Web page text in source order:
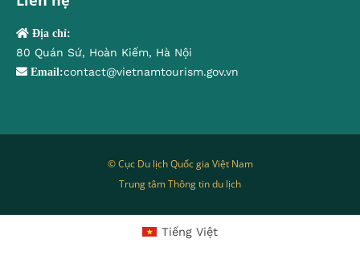
Địa chỉ:
80 Quán Sứ, Hoàn Kiếm, Hà Nội
Email:contact@vietnamtourism.gov.vn
© Cục Du lịch Quốc gia Việt Nam
Trung tâm Thông tin du lịch
Tiếng Việt